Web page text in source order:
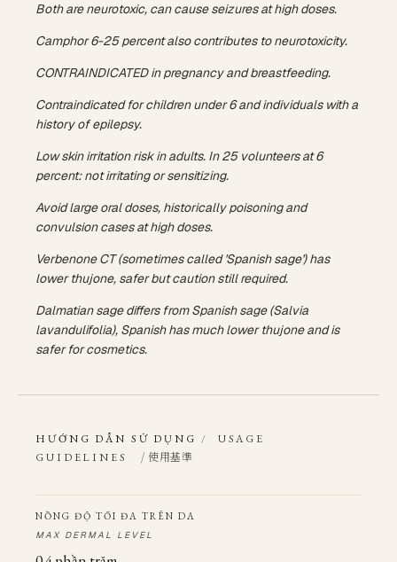
Both are neurotoxic, can cause seizures at high doses.
Camphor 6-25 percent also contributes to neurotoxicity.
CONTRAINDICATED in pregnancy and breastfeeding.
Contraindicated for children under 6 and individuals with a
history of epilepsy.
Low skin irritation risk in adults. In 25 volunteers at 6
percent: not irritating or sensitizing.
Avoid large oral doses, historically poisoning and
convulsion cases at high doses.
Verbenone CT (sometimes called 'Spanish sage') has
lower thujone, safer but caution still required.
Dalmatian sage differs from Spanish sage (Salvia
lavandulifolia), Spanish has much lower thujone and is
safer for cosmetics.
HƯỚNG DẪN SỬ DỤNG /
USAGE
GUIDELINES
/ 使用基準
NỒNG ĐỘ TỐI ĐA TRÊN DA
MAX DERMAL LEVEL